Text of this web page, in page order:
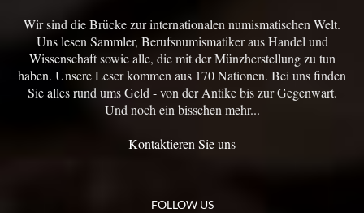
Wir sind die Brücke zur internationalen numismatischen Welt.
Uns lesen Sammler, Berufsnumismatiker aus Handel und
Wissenschaft sowie alle, die mit der Münzherstellung zu tun
haben. Unsere Leser kommen aus 170 Nationen. Bei uns finden
Sie alles rund ums Geld - von der Antike bis zur Gegenwart.
Und noch ein bisschen mehr...
Kontaktieren Sie uns
FOLLOW US